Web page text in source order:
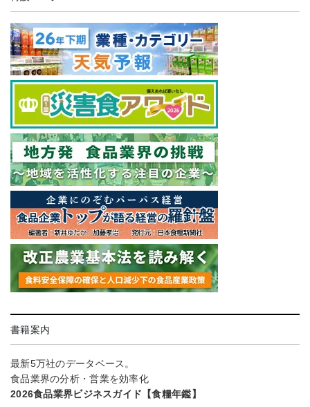
書籍案内
最新5万社のデータベース。
食品業界の分析・営業を効率化
2026食品業界ビジネスガイド【食糧年鑑】